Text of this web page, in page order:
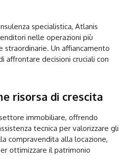
specialistica, Atlanis
nelle operazioni più
straordinarie. Un affiancamento
affrontare decisioni cruciali con
risorsa di crescita
immobiliare, offrendo
tecnica per valorizzare gli
compravendita alla locazione,
ottimizzare il patrimonio